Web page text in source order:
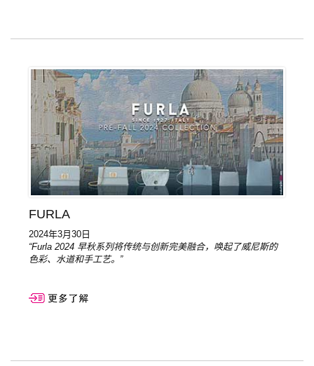
FURLA
2024年3月30日
“Furla 2024 早秋系列将传统与创新完美融合，唤起了威尼斯的
色彩、水道和手工艺。”